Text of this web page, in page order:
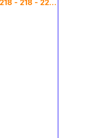
- 2000 - 2562 - 3000 - 4000 - 5000 - 6000 - 7000 m